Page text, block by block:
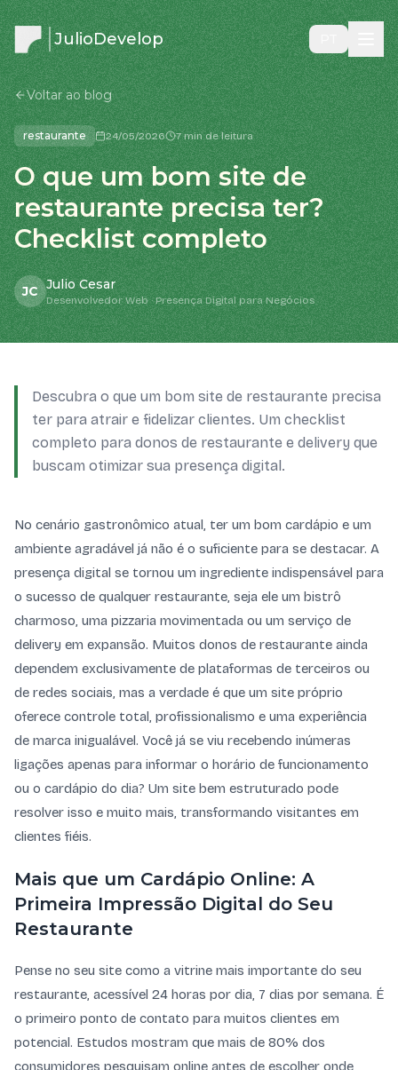
JulioDevelop
Voltar ao blog
restaurante 24/05/2026 7 min de leitura
O que um bom site de
restaurante precisa ter?
Checklist completo
JC Julio Cesar
Desenvolvedor Web · Presença Digital para Negócios
Descubra o que um bom site de restaurante precisa
ter para atrair e fidelizar clientes. Um checklist
completo para donos de restaurante e delivery que
buscam otimizar sua presença digital.
No cenário gastronômico atual, ter um bom cardápio e um
ambiente agradável já não é o suficiente para se destacar. A
presença digital se tornou um ingrediente indispensável para
o sucesso de qualquer restaurante, seja ele um bistrô
charmoso, uma pizzaria movimentada ou um serviço de
delivery em expansão. Muitos donos de restaurante ainda
dependem exclusivamente de plataformas de terceiros ou
de redes sociais, mas a verdade é que um site próprio
oferece controle total, profissionalismo e uma experiência
de marca inigualável. Você já se viu recebendo inúmeras
ligações apenas para informar o horário de funcionamento
ou o cardápio do dia? Um site bem estruturado pode
resolver isso e muito mais, transformando visitantes em
clientes fiéis.
Mais que um Cardápio Online: A
Primeira Impressão Digital do Seu
Restaurante
Pense no seu site como a vitrine mais importante do seu
restaurante, acessível 24 horas por dia, 7 dias por semana. É
o primeiro ponto de contato para muitos clientes em
potencial. Estudos mostram que mais de 80% dos
consumidores pesquisam online antes de escolher onde